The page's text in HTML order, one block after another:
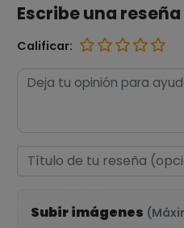
Escribe una reseña
Calificar:
Subir imágenes